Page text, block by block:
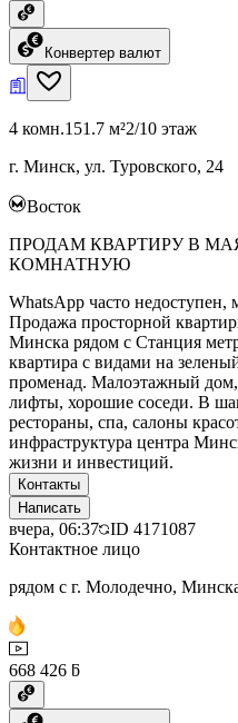
Конвертер валют
4 комн.151.7 м²2/10 этаж
г. Минск, ул. Туровского, 24
Восток
ПРОДАМ КВАРТИРУ В
КОМНАТНУЮ
WhatsApp часто
Продажа просторной
Минска рядом с Станция
квартира с видами на
променад. Малоэтажный
лифты, хорошие соседи. В
рестораны, спа, салоны
инфраструктура центра
жизни и инвестиций.
Контакты
Написать
вчера, 06:37 ID 4171087
Контактное лицо
рядом с г. Молодечно,
668 426 ƃ